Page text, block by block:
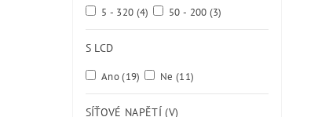
5 - 320 (4) 50 - 200 (3)
S LCD
Ano(19) Ne (11)
SÍŤOVÉ NAPĚTÍ (V)